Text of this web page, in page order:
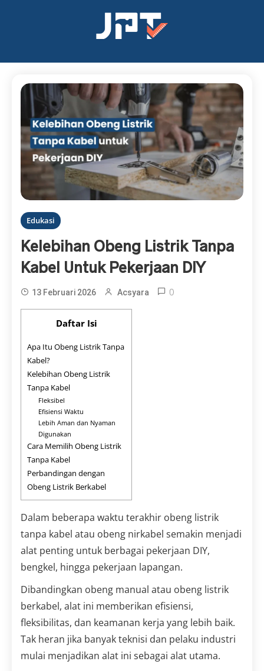
Edukasi
Kelebihan Obeng Listrik Tanpa
Kabel Untuk Pekerjaan DIY
13 Februari 2026 Acsyara 0
Daftar Isi
Apa Itu Obeng Listrik Tanpa
Kabel?
Kelebihan Obeng Listrik
Tanpa Kabel
Fleksibel
Efisiensi Waktu
Lebih Aman dan Nyaman
Digunakan
Cara Memilih Obeng Listrik
Tanpa Kabel
Perbandingan dengan
Obeng Listrik Berkabel
Dalam beberapa waktu terakhir obeng listrik
tanpa kabel atau obeng nirkabel semakin menjadi
alat penting untuk berbagai pekerjaan DIY,
bengkel, hingga pekerjaan lapangan.
Dibandingkan obeng manual atau obeng listrik
berkabel, alat ini memberikan efisiensi,
fleksibilitas, dan keamanan kerja yang lebih baik.
Tak heran jika banyak teknisi dan pelaku industri
mulai menjadikan alat ini sebagai alat utama.